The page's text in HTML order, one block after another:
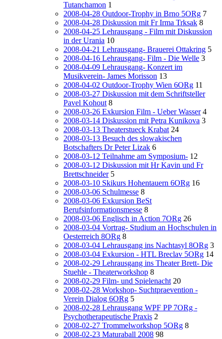
Tutanchamon 1
2008-04-28 Outdoor-Trophy in Brno 5ORg 7
2008-04-28 Diskussion mit Fr Irma Trksak 8
2008-04-25 Lehrausgang - Film mit Diskussion
in der Urania 10
2008-04-21 Lehrausgang- Brauerei Ottakring 5
2008-04-16 Lehrausgang- Film - Die Welle 3
2008-04-09 Lehrausgang- Konzert im
Musikverein- James Morisson 13
2008-04-02 Outdoor-Trophy Wien 6ORg 11
2008-03-27 Diskussion mit dem Schriftsteller
Pavel Kohout 8
2008-03-26 Exkursion Film - Ueber Wasser 4
2008-03-14 Diskussion mit Petra Kunikova 3
2008-03-13 Theaterstueck Krabat 24
2008-03-13 Besuch des slowakischen
Botschafters Dr Peter Lizak 6
2008-03-12 Teilnahme am Symposium- 12
2008-03-12 Diskussion mit Hr Kavin und Fr
Brettschneider 5
2008-03-10 Skikurs Hohentauern 6ORg 16
2008-03-06 Schulmesse 8
2008-03-06 Exkursion BeSt
Berufsinformationsmesse 8
2008-03-06 Englisch in Action 7ORg 26
2008-03-04 Vortrag- Studium an Hochschulen in
Oesterreich 8ORg 8
2008-03-04 Lehrausgang ins Nachtasyl 8ORg 3
2008-03-04 Exkursion - HTL Breclav 5ORg 14
2008-02-29 Lehrausgang ins Theater Brett- Die
Stuehle - Theaterworkshop 8
2008-02-29 Film- und Spielenacht 20
2008-02-28 Workshop- Suchtpraevention -
Verein Dialog 6ORg 5
2008-02-28 Lehrausgang WPF PP 7ORg -
Psychotherapeutische Praxis 2
2008-02-27 Trommelworkshop 5ORg 8
2008-02-23 Maturaball 2008 98